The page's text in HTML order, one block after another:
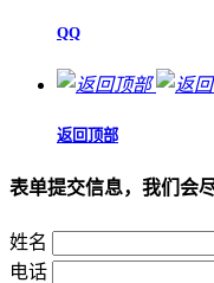
QQ
返回顶部
表单提交信息，我们会
姓名
电话